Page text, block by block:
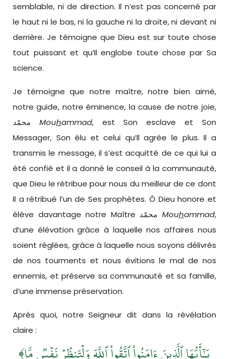
semblable, ni de direction. Il n’est pas concerné par
le haut ni le bas, ni la gauche ni la droite, ni devant ni
derrière. Je témoigne que Dieu est sur toute chose
tout puissant et qu’Il englobe toute chose par Sa
science.
Je témoigne que notre maître, notre bien aimé,
notre guide, notre éminence, la cause de notre joie,
Mouhammad, est Son esclave et Son
Messager, Son élu et celui qu’Il agrée le plus. Il a
transmis le message, il s’est acquitté de ce qui lui a
été confié et il a donné le conseil à la communauté,
que Dieu le rétribue pour nous du meilleur de ce dont
Il a rétribué l’un de Ses prophètes. Ô Dieu honore et
Mouhammad,
d’une élévation grâce à laquelle nos affaires nous
soient réglées, grâce à laquelle nous soyons délivrés
de nos tourments et nous évitions le mal de nos
ennemis, et préserve sa communauté et sa famille,
d’une immense préservation.
Après quoi, notre Seigneur dit dans la révélation
claire :
﴾يَـٰٓأَيُّهَا ٱلَّذِينَ ءَامَنُواْ ٱتَّقُواْ ٱللَّهَ وَلۡتَنظُرۡ نَفۡسٞ مَّا